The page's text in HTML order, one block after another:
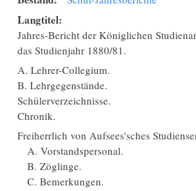
Langtitel:
Jahres-Bericht der Königlichen
das Studienjahr 1880/81.
A. Lehrer-Collegium.
B. Lehrgegenstände.
Schülerverzeichnisse.
Chronik.
Freiherrlich von Aufsees'sches
A. Vorstandspersonal.
B. Zöglinge.
C. Bemerkungen.